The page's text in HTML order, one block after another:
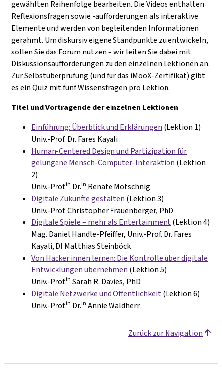
gewählten Reihenfolge bearbeiten. Die Videos enthalten
Reflexionsfragen sowie -aufforderungen als interaktive
Elemente und werden von begleitenden Informationen
gerahmt. Um diskursiv eigene Standpunkte zu entwickeln,
sollen Sie das Forum nutzen – wir leiten Sie dabei mit
Diskussionsaufforderungen zu den einzelnen Lektionen an.
Zur Selbstüberprüfung (und für das iMooX-Zertifikat) gibt
es ein Quiz mit fünf Wissensfragen pro Lektion.
Titel und Vortragende der einzelnen Lektionen
Einführung: Überblick und Erklärungen (Lektion 1)
Univ.-Prof. Dr. Fares Kayali
Human-Centered Design und Partizipation für
gelungene Mensch-Computer-Interaktion (Lektion
2)
Univ.-Prof.in Dr.in Renate Motschnig
Digitale Zukünfte gestalten (Lektion 3)
Univ.-Prof. Christopher Frauenberger, PhD
Digitale Spiele – mehr als Entertainment(Lektion 4)
Mag. Daniel Handle-Pfeiffer, Univ.-Prof. Dr. Fares
Kayali, DI Matthias Steinböck
Von Hacker:innen lernen: Die Kontrolle über digitale
Entwicklungen übernehmen (Lektion 5)
Univ.-Prof.in Sarah R. Davies, PhD
Digitale Netzwerke und Öffentlichkeit(Lektion 6)
Univ.-Prof.in Dr.in Annie Waldherr
Zurück zur Navigation